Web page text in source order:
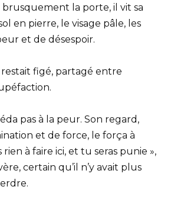
la porte, il vit sa
en pierre, le visage pâle, les
et de désespoir.
restait figé, partagé entre
pas à la peur. Son regard,
et de force, le força à
rien à faire ici, et tu seras punie »,
certain qu’il n’y avait plus